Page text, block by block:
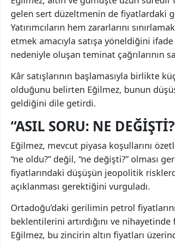
gelen sert düzeltmenin de fiyatlardaki
Yatırımcıların hem zararlarını
etmek amacıyla satışa yöneldiğini
nedeniyle oluşan teminat çağrılarının
Kâr satışlarının başlamasıyla birlikte
olduğunu belirten Eğilmez, bunun
geldiğini dile getirdi.
“ASIL SORU: NE
Eğilmez, mevcut piyasa koşullarını
“ne oldu?” değil, “ne değişti?” olması
fiyatlarındaki düşüşün jeopolitik
açıklanması gerektiğini vurguladı.
Ortadoğu’daki gerilimin petrol
beklentilerini artırdığını ve
Eğilmez, bu zincirin altın fiyatları